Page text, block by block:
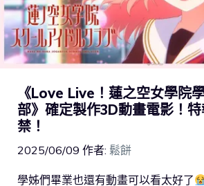
《Love Live！蓮之空女學院
部》確定製作3D動畫電影！
禁！
2025/06/09 作者: 鬆餅
學姊們畢業也還有動畫可以看太好了